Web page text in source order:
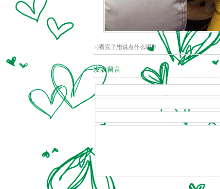
:-)看完了想说点什么呢？
发表留言